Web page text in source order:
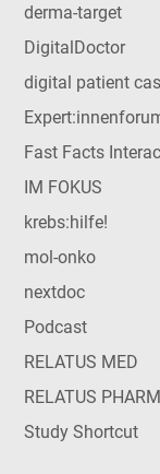
derma-target
DigitalDoctor
digital patient
Fast Facts
IM FOKUS
krebs:hilfe!
mol-onko
nextdoc
Podcast
RELATUS MED
RELATUS PHARM
Study Shortcut